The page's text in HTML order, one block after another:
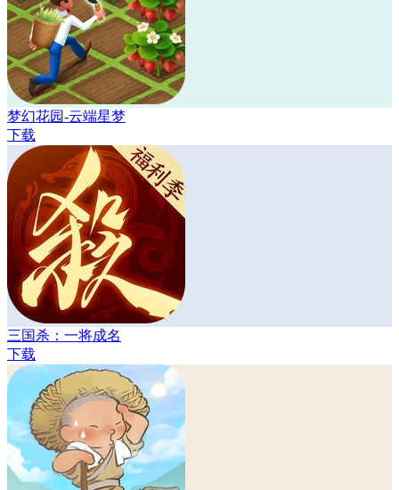
梦幻花园-云端星梦
下载
三国杀：一将成名
下载